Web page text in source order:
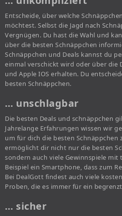
Entscheide, über welche
möchtest. Selbst die Jagd nach
Vergnügen. Du hast die Wahl und
über die besten Schnäppchen
Schnäppchen und Deals kannst du
einmal verschickt wird oder über die
und Apple IOS erhalten. Du
besten Schnäppchen.
… unschlagbar
Die besten Deals und schnäppchen
Jahrelange Erfahrungen wissen wir
um für dich die besten Schnäppchen
ermöglicht dir nicht nur die besten
sondern auch viele Gewinnspiele mit
Beispiel ein Smartphone, dass zum
Bei DealGott findest auch viele
Proben, die es immer für ein
… sicher